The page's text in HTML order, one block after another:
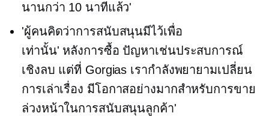
นานกว่า 10 นาทีแล้ว'
'ผู้คนคิดว่าการสนับสนุนมีไว้เพื่อ
เท่านั้น' หลังการซื้อ ปัญหาเช่นประสบการณ์
เชิงลบ แต่ที่ Gorgias เรากำลังพยายามเปลี่ยน
การเล่าเรื่อง มีโอกาสอย่างมากสำหรับการขาย
ล่วงหน้าในการสนับสนุนลูกค้า'